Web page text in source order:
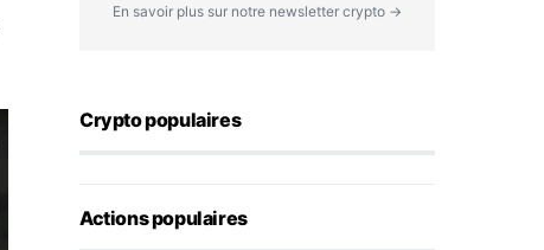
En savoir plus sur notre newsletter crypto →
Crypto populaires
Actions populaires